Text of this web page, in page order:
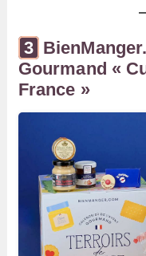
Gourmand «
France »